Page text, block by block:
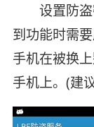
设置防盗
到功能时需
手机在被换
手机上。(建